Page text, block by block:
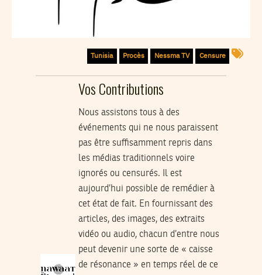
Censure
Nessma TV
Procès
Tunisia
Vos Contributions
Nous assistons tous à des
événements qui ne nous paraissent
pas être suffisamment repris dans
les médias traditionnels voire
ignorés ou censurés. Il est
aujourd’hui possible de remédier à
cet état de fait. En fournissant des
articles, des images, des extraits
vidéo ou audio, chacun d’entre nous
peut devenir une sorte de « caisse
de résonance » en temps réel de ce